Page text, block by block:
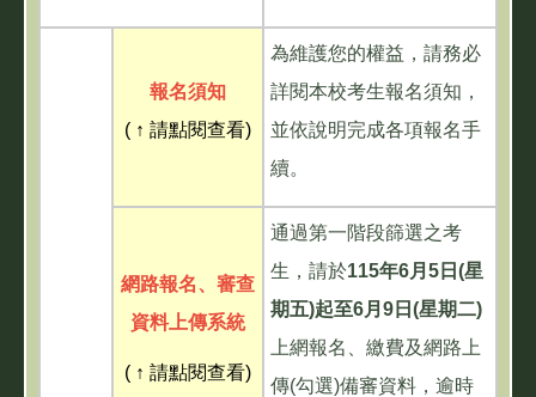
報名須知
( ↑ 請點閱查看)
為維護您的權益，請務必
詳閱本校考生報名須知，
並依說明完成各項報名手
續。
網路報名、 審查
資料上傳系統
( ↑ 請點閱查看)
通過第一階段篩選之考
生，請於115年6月 5 日 (星
期五)起至6月 9 日 (星期二)
上網報名、繳費及網路上
傳(勾選)備審資料，逾時